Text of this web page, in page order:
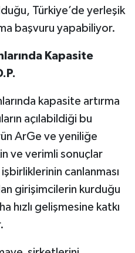
Türkiye’de yerleşik
başvuru yapabiliyor.
Kapasite
kapasite artırma
açılabildiği bu
ArGe ve yeniliğe
ve verimli sonuçlar
canlanması
girişimcilerin kurduğu
hızlı gelişmesine katkı